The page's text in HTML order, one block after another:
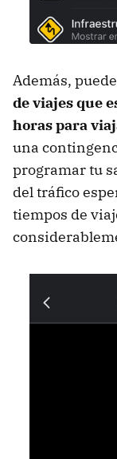
Además,
de viajes que
horas para
una
programar tu
del tráfico
tiempos de